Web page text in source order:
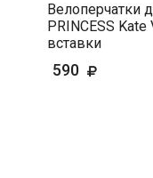
Велоперчатки
PRINCESS
вставки
590